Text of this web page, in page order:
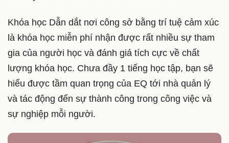
Khóa học Dẫn dắt nơi công sở bằng trí tuệ cảm xúc
là khóa học miễn phí nhận được rất nhiều sự tham
gia của người học và đánh giá tích cực về chất
lượng khóa học. Chưa đầy 1 tiếng học tập, bạn sẽ
hiểu được tầm quan trọng của EQ tới nhà quản lý
và tác động đến sự thành công trong công việc và
sự nghiệp mỗi người.